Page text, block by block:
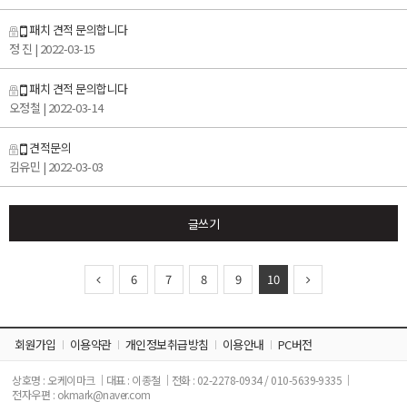
패치 견적 문의합니다
정 진 | 2022-03-15
패치 견적 문의합니다
오정철 | 2022-03-14
견적문의
김유민 | 2022-03-03
글쓰기
6 7 8 9 10
회원가입 이용약관 개인정보취급방침 이용안내 PC버전
상호명 : 오케이마크 대표 : 이종철
전화 : 02-2278-0934 / 010-5639-9335
전자우편 : okmark@naver.com